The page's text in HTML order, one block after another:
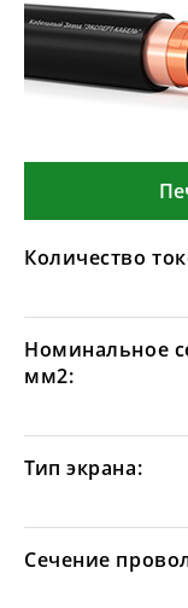
Количество
Номинальное
мм2:
Тип экрана:
Сечение